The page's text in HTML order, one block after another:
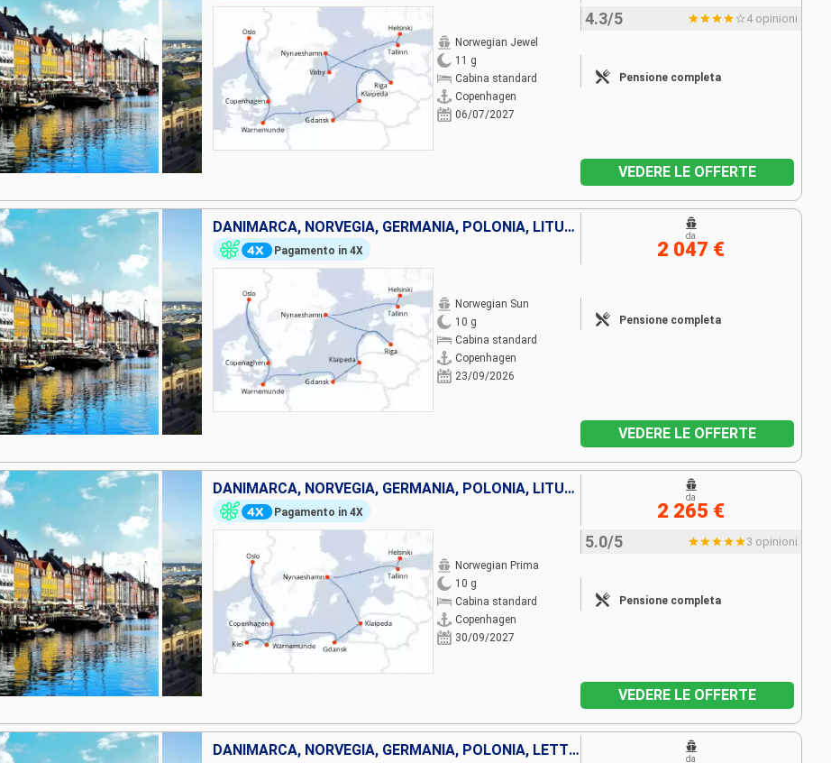
Norwegian Jewel
11 g
Cabina standard
Copenhagen
06/07/2027
4.3/5 4 opinioni
Pensione completa
VEDERE LE OFFERTE
DANIMARCA, NORVEGIA, GERMANIA, POLONIA, LITUANIA, LETTONIA, SVEZIA, ESTONIA, FINLANDIA
Pagamento in 4X
Norwegian Sun
10 g
Cabina standard
Copenhagen
23/09/2026
Pensione completa
da
2 047 €
VEDERE LE OFFERTE
DANIMARCA, NORVEGIA, GERMANIA, POLONIA, LITUANIA, SVEZIA, ESTONIA, FINLANDIA
Pagamento in 4X
Norwegian Prima
10 g
Cabina standard
Copenhagen
30/09/2027
5.0/5 3 opinioni
Pensione completa
da
2 265 €
VEDERE LE OFFERTE
DANIMARCA, NORVEGIA, GERMANIA, POLONIA, LETTONIA, SVEZIA, ESTONIA, FINLANDIA
da